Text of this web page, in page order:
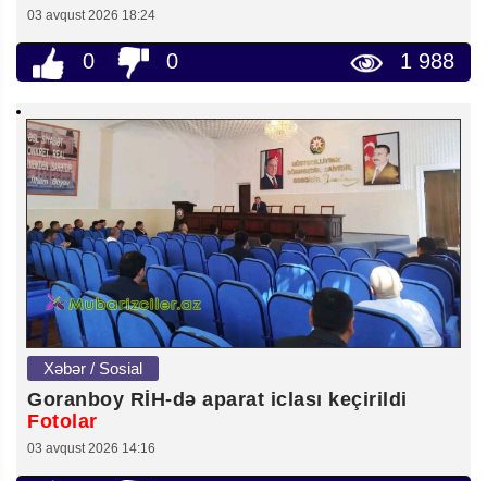
03 avqust 2026 18:24
0 0 1 988
Xəbər / Sosial
Goranboy RİH-də aparat iclası keçirildi
Fotolar
03 avqust 2026 14:16